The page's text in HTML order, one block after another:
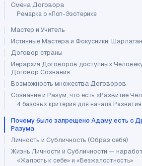
Смена Договора
Ремарка о «Поп-Эзотерике
Мастер и Учитель
Истинные Мастера и Фокусники,
Договор страны
Иерархия Договоров доступных
Договор Сознания
Возможность множества Договоров
Сознание и Разум, что есть «Развитие
4 базовых критерия для начала
Почему было запрещено Адаму есть с
Разума
Личность и Субличность (Образ себя)
Жизнь Личности и Субличности —
«Жалость к себе» и «Безжалостность»